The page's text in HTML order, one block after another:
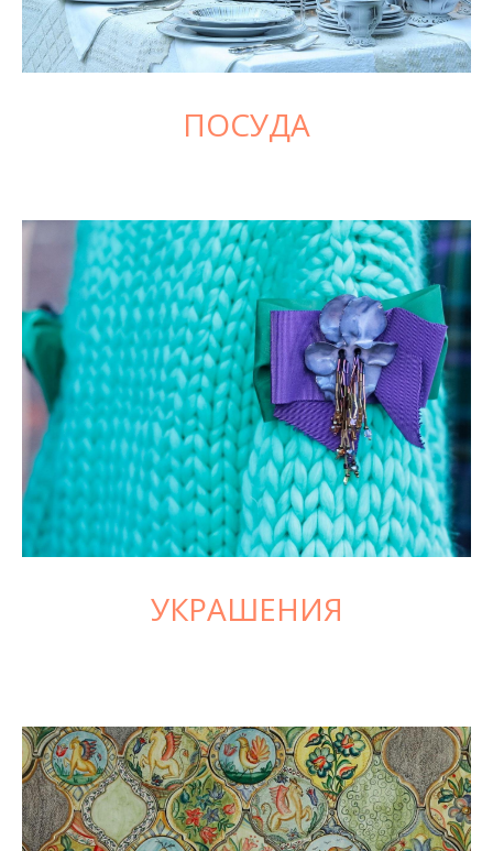
ПОСУДА
УКРАШЕНИЯ